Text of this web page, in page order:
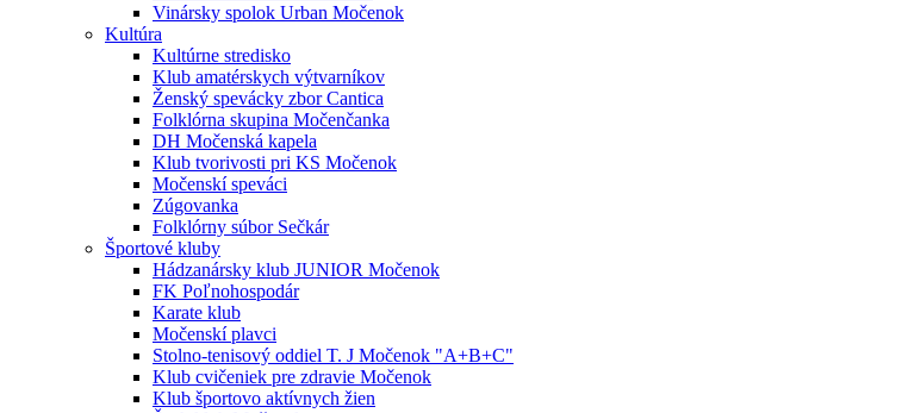
Vinársky spolok Urban Močenok
Kultúra
Kultúrne stredisko
Klub amatérskych výtvarníkov
Ženský spevácky zbor Cantica
Folklórna skupina Močenčanka
DH Močenská kapela
Klub tvorivosti pri KS Močenok
Močenskí speváci
Zúgovanka
Folklórny súbor Sečkár
Športové kluby
Hádzanársky klub JUNIOR Močenok
FK Poľnohospodár
Karate klub
Močenskí plavci
Stolno-tenisový oddiel T. J Močenok "A+B+C"
Klub cvičeniek pre zdravie Močenok
Klub športovo aktívnych žien